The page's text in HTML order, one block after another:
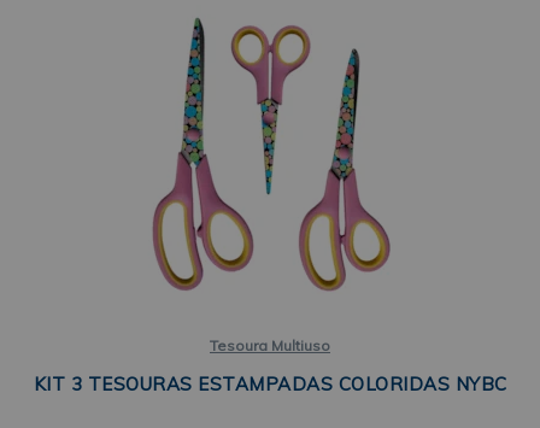
Tesoura Multiuso
KIT 3 TESOURAS ESTAMPADAS COLORIDAS NYBC